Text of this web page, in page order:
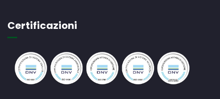
Certificazioni